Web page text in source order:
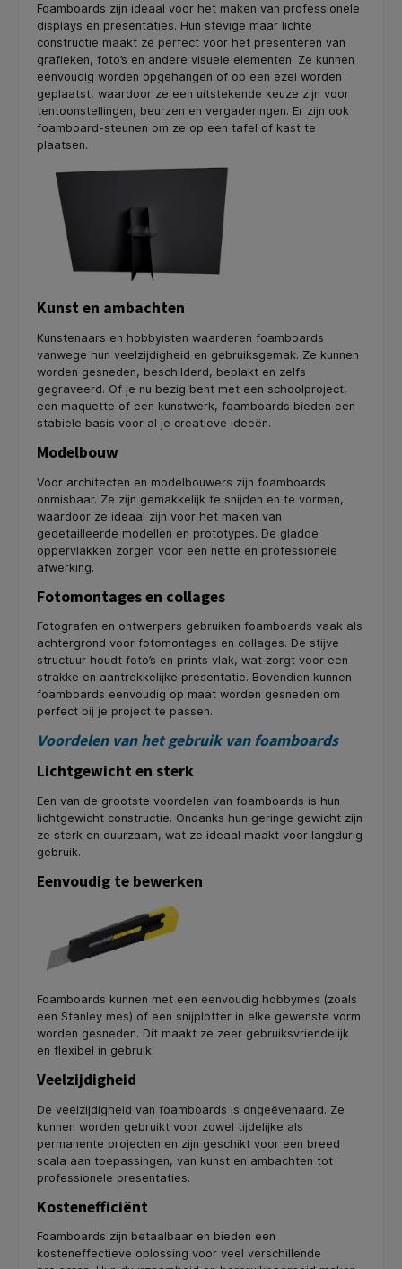
Foamboards zijn ideaal voor het maken van professionele
displays en presentaties. Hun stevige maar lichte
constructie maakt ze perfect voor het presenteren van
grafieken, foto’s en andere visuele elementen. Ze kunnen
eenvoudig worden opgehangen of op een ezel worden
geplaatst, waardoor ze een uitstekende keuze zijn voor
tentoonstellingen, beurzen en vergaderingen. Er zijn ook
foamboard-steunen om ze op een tafel of kast te
plaatsen.
Kunst en ambachten
Kunstenaars en hobbyisten waarderen foamboards
vanwege hun veelzijdigheid en gebruiksgemak. Ze kunnen
worden gesneden, beschilderd, beplakt en zelfs
gegraveerd. Of je nu bezig bent met een schoolproject,
een maquette of een kunstwerk, foamboards bieden een
stabiele basis voor al je creatieve ideeën.
Modelbouw
Voor architecten en modelbouwers zijn foamboards
onmisbaar. Ze zijn gemakkelijk te snijden en te vormen,
waardoor ze ideaal zijn voor het maken van
gedetailleerde modellen en prototypes. De gladde
oppervlakken zorgen voor een nette en professionele
afwerking.
Fotomontages en collages
Fotografen en ontwerpers gebruiken foamboards vaak als
achtergrond voor fotomontages en collages. De stijve
structuur houdt foto’s en prints vlak, wat zorgt voor een
strakke en aantrekkelijke presentatie. Bovendien kunnen
foamboards eenvoudig op maat worden gesneden om
perfect bij je project te passen.
Voordelen van het gebruik van foamboards
Lichtgewicht en sterk
Een van de grootste voordelen van foamboards is hun
lichtgewicht constructie. Ondanks hun geringe gewicht zijn
ze sterk en duurzaam, wat ze ideaal maakt voor langdurig
gebruik.
Eenvoudig te bewerken
Foamboards kunnen met een eenvoudig hobbymes (zoals
een Stanley mes) of een snijplotter in elke gewenste vorm
worden gesneden. Dit maakt ze zeer gebruiksvriendelijk
en flexibel in gebruik.
Veelzijdigheid
De veelzijdigheid van foamboards is ongeëvenaard. Ze
kunnen worden gebruikt voor zowel tijdelijke als
permanente projecten en zijn geschikt voor een breed
scala aan toepassingen, van kunst en ambachten tot
professionele presentaties.
Kostenefficiënt
Foamboards zijn betaalbaar en bieden een
kosteneffectieve oplossing voor veel verschillende